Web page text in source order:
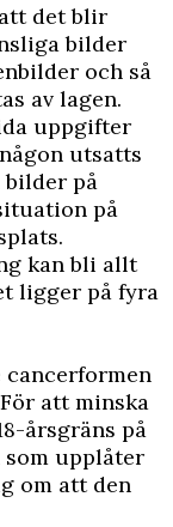
det blir
bilder
och så
av lagen.
uppgifter
utsatts
på
på
kan bli allt
ligger på fyra
cancerformen
att minska
årsgräns på
upplåter
om att den